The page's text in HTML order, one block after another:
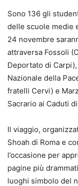
Sono 136 gli
delle scuole medie
24 novembre
attraversa Fossoli
Deportato di Carpi),
Nazionale della
fratelli Cervi) e
Sacrario ai Caduti
Il viaggio,
Shoah di Roma e
l’occasione per
pagine più
luoghi simbolo del